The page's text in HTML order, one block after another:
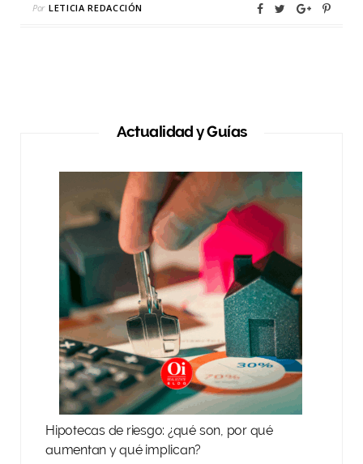
Por LETICIA REDACCIÓN
Actualidad y Guías
Hipotecas de riesgo: ¿qué son, por qué
aumentan y qué implican?